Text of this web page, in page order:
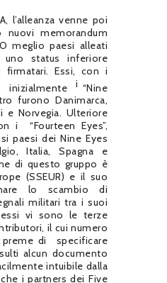
l’alleanza venne poi
nuovi memorandum
meglio paesi alleati
status inferiore
Essi, con i
inizialmente i “Nine
furono Danimarca,
e Norvegia. Ulteriore
i
“Fourteen Eyes”,
paesi dei Nine Eyes
Italia, Spagna e
di questo gruppo è
(SSEUR) e il suo
lo scambio di
militari tra i suoi
vi sono le terze
il cui numero
di
specificare
alcun documento
intuibile dalla
i partners dei Five